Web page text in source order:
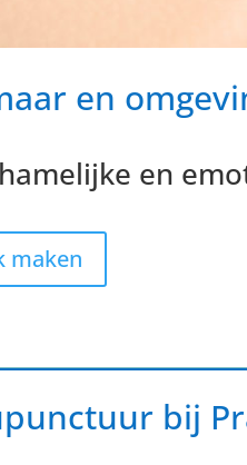
en
en
maken
bij